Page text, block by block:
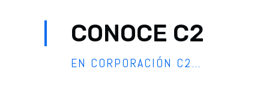
CONOCE C2
EN CORPORACIÓN C2…